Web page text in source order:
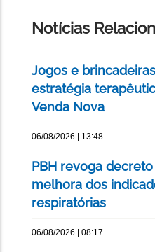
Notícias
Jogos e
estratégia
Venda Nova
06/08/2026 | 13:48
PBH revoga
melhora dos
respiratórias
06/08/2026 | 08:17